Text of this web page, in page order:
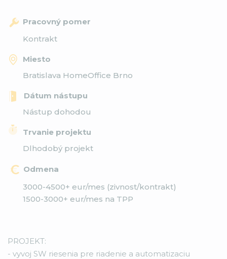
Pracovný pomer
Kontrakt
Miesto
Bratislava HomeOffice Brno
Dátum nástupu
Nástup dohodou
Trvanie projektu
Dlhodobý projekt
Odmena
3000-4500+ eur/mes (zivnost/kontrakt)
1500-3000+ eur/mes na TPP
PROJEKT:
- vyvoj SW riesenia pre riadenie a automatizaciu